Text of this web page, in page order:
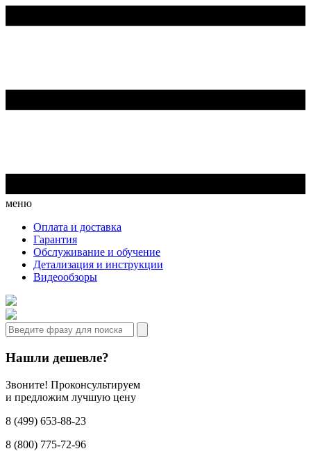
меню
Оплата и доставка
Гарантия
Обслуживание и обучение
Детализация и инструкции
Видеообзоры
Нашли дешевле?
Звоните! Проконсультируем
и предложим лучшую цену
8 (499) 653-88-23
8 (800) 775-72-96